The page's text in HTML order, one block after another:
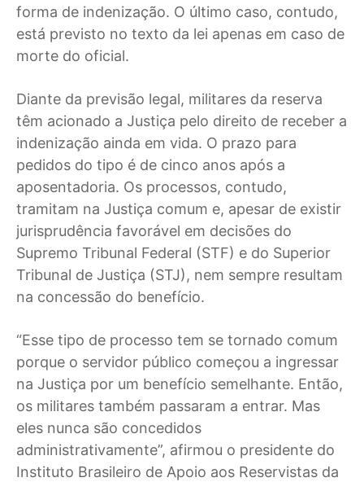
forma de indenização. O último caso, contudo,
está previsto no texto da lei apenas em caso de
morte do oficial.
Diante da previsão legal, militares da reserva
têm acionado a Justiça pelo direito de receber a
indenização ainda em vida. O prazo para
pedidos do tipo é de cinco anos após a
aposentadoria. Os processos, contudo,
tramitam na Justiça comum e, apesar de existir
jurisprudência favorável em decisões do
Supremo Tribunal Federal (STF) e do Superior
Tribunal de Justiça (STJ), nem sempre resultam
na concessão do benefício.
“Esse tipo de processo tem se tornado comum
porque o servidor público começou a ingressar
na Justiça por um benefício semelhante. Então,
os militares também passaram a entrar. Mas
eles nunca são concedidos
administrativamente”, afirmou o presidente do
Instituto Brasileiro de Apoio aos Reservistas da